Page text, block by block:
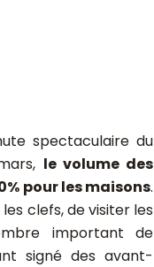
spectaculaire du
le volume des
pour les maisons.
clefs, de visiter les
important de
signé des avant-